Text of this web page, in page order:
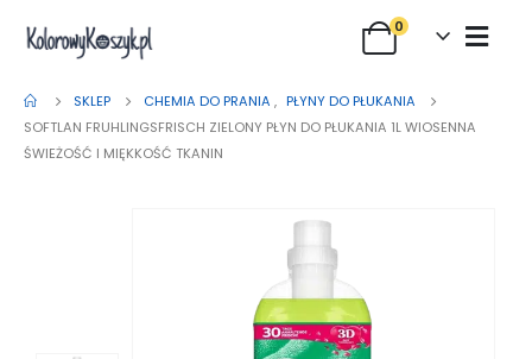
0
SKLEP CHEMIA DO PRANIA , PŁYNY DO PŁUKANIA
SOFTLAN FRUHLINGSFRISCH ZIELONY PŁYN DO PŁUKANIA 1L WIOSENNA
ŚWIEŻOŚĆ I MIĘKKOŚĆ TKANIN